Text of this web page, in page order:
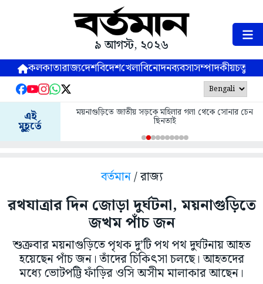
৯ আগস্ট, ২০২৬
কলকাতারাজ্যদেশবিদেশখেলাবিনোদনব্যবসাসম্পাদকীয়
এই
মুহূর্তে
ময়নাগুড়িতে জাতীয় সড়কে মহিলার গলা থেকে সোনার চেন
ছিনতাই
বর্তমান/ রাজ্য
রথযাত্রার দিন জোড়া দুর্ঘটনা, ময়নাগুড়িতে
জখম পাঁচ জন
শুক্রবার ময়নাগুড়িতে পৃথক দু’টি পথ পথ দুর্ঘটনায় আহত
হয়েছেন পাঁচ জন। তাঁদের চিকিৎসা চলছে। আহতদের
মধ্যে ভোটপট্টি ফাঁড়ির ওসি অসীম মালাকার আছেন।